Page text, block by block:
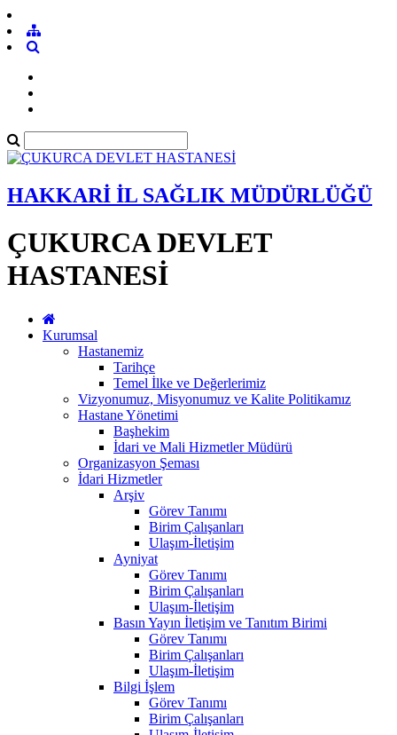
HAKKARİ İL SAĞLIK MÜDÜRLÜĞÜ
ÇUKURCA DEVLET
HASTANESİ
Kurumsal
Hastanemiz
Tarihçe
Temel İlke ve Değerlerimiz
Vizyonumuz, Misyonumuz ve Kalite Politikamız
Hastane Yönetimi
Başhekim
İdari ve Mali Hizmetler Müdürü
Organizasyon Şeması
İdari Hizmetler
Arşiv
Görev Tanımı
Birim Çalışanları
Ulaşım-İletişim
Ayniyat
Görev Tanımı
Birim Çalışanları
Ulaşım-İletişim
Basın Yayın İletişim ve Tanıtım Birimi
Görev Tanımı
Birim Çalışanları
Ulaşım-İletişim
Bilgi İşlem
Görev Tanımı
Birim Çalışanları